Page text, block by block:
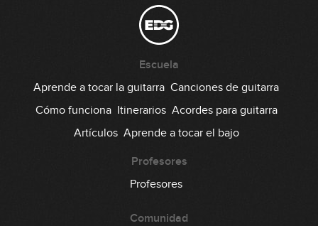
Escuela
Aprende a tocar la guitarra Canciones de guitarra
Cómo funciona Itinerarios Acordes para guitarra
Artículos Aprende a tocar el bajo
Profesores
Profesores
Comunidad